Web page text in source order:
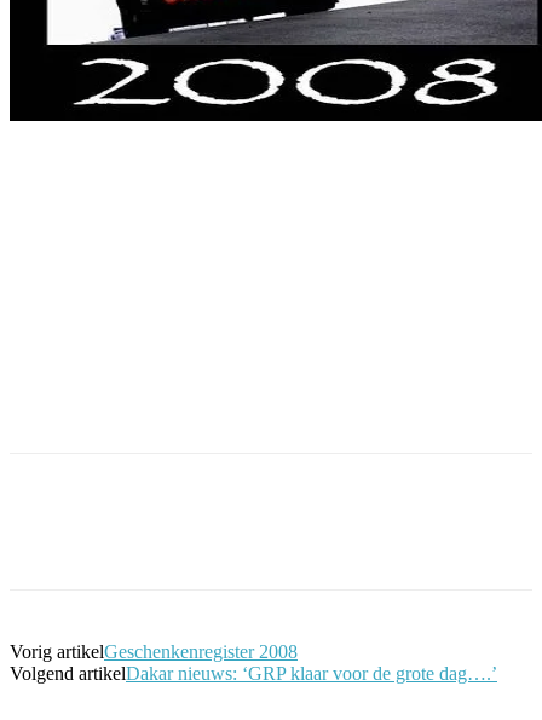
Vorig artikelGeschenkenregister 2008
Volgend artikelDakar nieuws: ‘GRP klaar voor de grote dag….’